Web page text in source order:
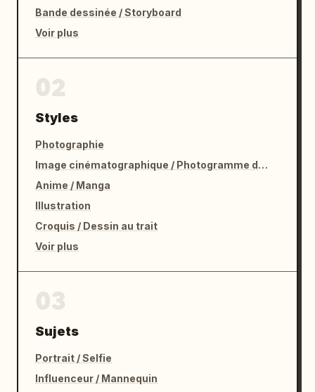
Bande dessinée / Storyboard
Voir plus
Styles
Photographie
Image cinématographique / Photogramme de film
Anime / Manga
Illustration
Croquis / Dessin au trait
Voir plus
Sujets
Portrait / Selfie
Influenceur / Mannequin